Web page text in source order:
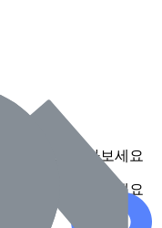
혜택을 받아보세요
혜택을 받아보세요